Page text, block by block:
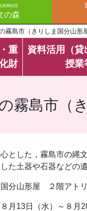
振興財団
の森
霧島市（きりしま国分山形
重
財
資料活用（貸
授業
霧島市（
心とした，霧島市の
た土器や石器などの
分山形屋 ２階アト
月13日（水）～８月